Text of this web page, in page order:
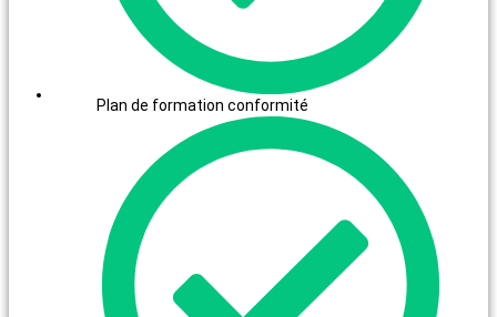
Plan de formation conformité